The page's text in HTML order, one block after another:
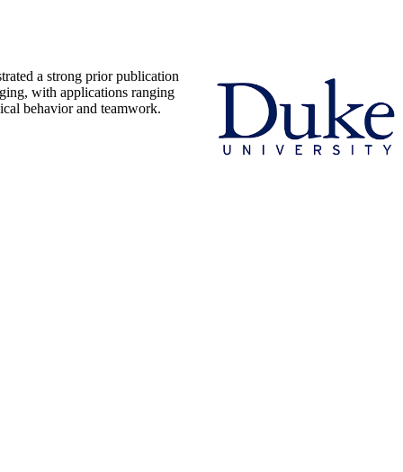
a strong prior publication
with applications ranging
behavior and teamwork.